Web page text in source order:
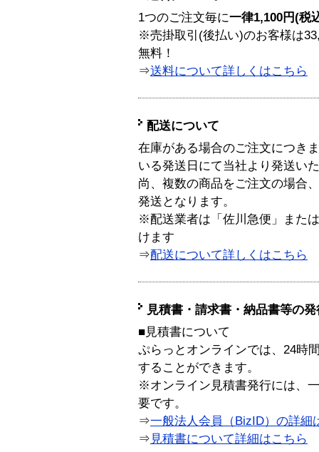
1つのご注文毎に一律1,100円(税
※売掛取引(後払い)のお客様は
無料！
⇒送料について詳しくはこちら
配送について
在庫がある場合のご注文につき
いる発送日にて当社より発送い
尚、複数の商品をご注文の場合
発送となります。
※配送業者は「佐川急便」また
けます
⇒配送について詳しくはこちら
見積書・請求書・納品書等の
■見積書について
ぷらっとオンラインでは、24時
することができます。
※オンライン見積書発行には、
要です。
⇒一般法人会員（BizID）の詳細
⇒ 見積書について詳細はこちら